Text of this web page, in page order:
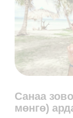
Санаа
мөнгө)